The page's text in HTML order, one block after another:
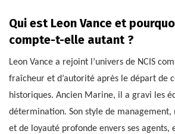
Qui est Leon Vance et
compte-t-elle autant ?
Leon Vance a rejoint l’univers de NCIS
fraîcheur et d’autorité après le départ de
historiques. Ancien Marine, il a gravi les
détermination. Son style de
et de loyauté profonde envers ses agents,